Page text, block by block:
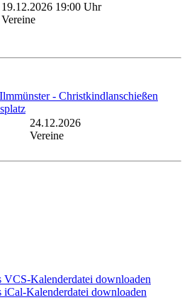
19.12.2026 19:00 Uhr
Vereine
- Christkindlanschießen
24.12.2026
Vereine
VCS-Kalenderdatei downloaden
iCal-Kalenderdatei downloaden